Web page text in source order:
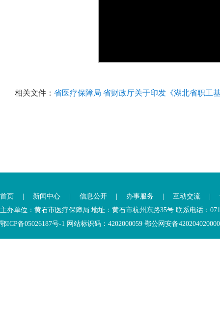
相关文件： 省医疗保障局 省财政厅关于印发《湖北省职工
首页 新闻中心 信息公开 办事服务 互动交流
主办单位：黄石市医疗保障局 地址：黄石市杭州东路35号 联系电话：
鄂ICP备05026187号-1 网站标识码：4202000059 鄂公网安备